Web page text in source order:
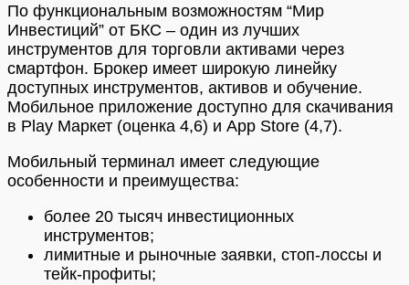
По функциональным возможностям “Мир
Инвестиций” от БКС – один из лучших
инструментов для торговли активами через
смартфон. Брокер имеет широкую линейку
доступных инструментов, активов и обучение.
Мобильное приложение доступно для скачивания
в Play Маркет (оценка 4,6) и App Store (4,7).
Мобильный терминал имеет следующие
особенности и преимущества:
более 20 тысяч инвестиционных
инструментов;
лимитные и рыночные заявки, стоп-лоссы и
тейк-профиты;